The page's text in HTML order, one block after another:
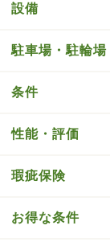
設備
駐車場・駐輪場
条件
性能・評価
瑕疵保険
お得な条件